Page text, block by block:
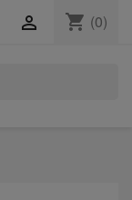
shopping_cart (0)
